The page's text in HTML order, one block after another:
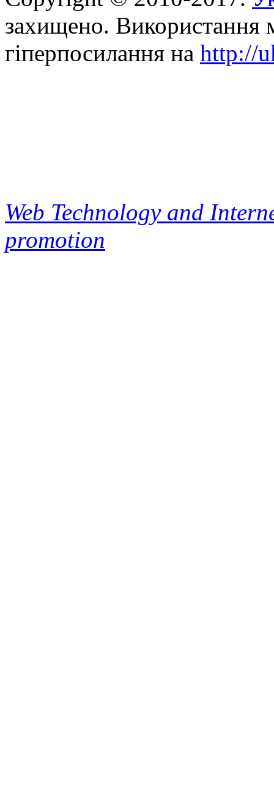
захищено. Використання
гіперпосилання на http://
Web Technology and
promotion